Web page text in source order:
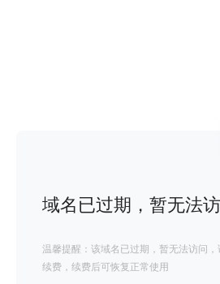
域名已过期，暂无法
温馨提醒：该域名已过期，暂无法访问
续费，续费后可恢复正常使用